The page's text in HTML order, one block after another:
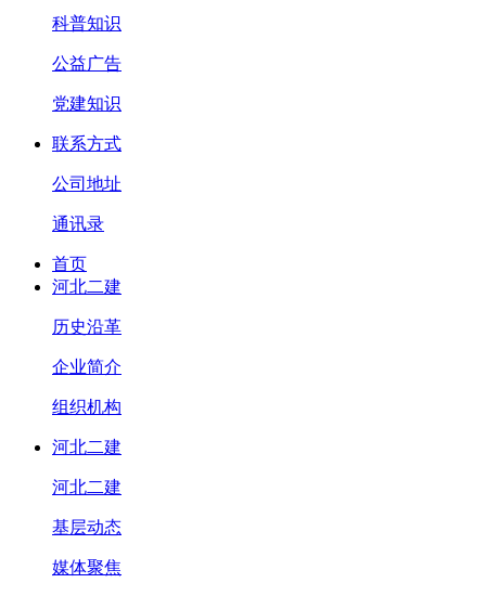
科普知识
公益广告
党建知识
联系方式
公司地址
通讯录
首页
河北二建
历史沿革
企业简介
组织机构
河北二建
河北二建
基层动态
媒体聚焦